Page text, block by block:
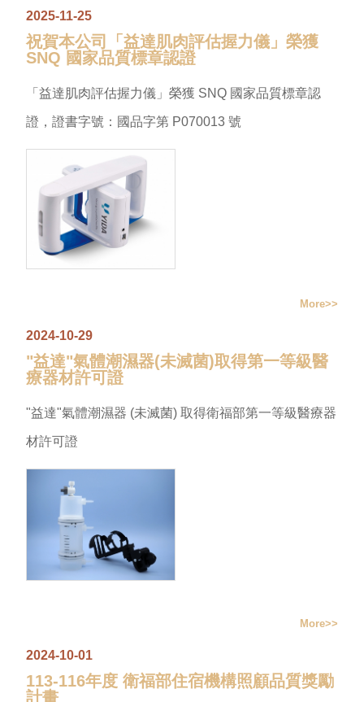
2025-11-25
祝賀本公司「益達肌肉評估握力儀」榮獲
SNQ 國家品質標章認證
「益達肌肉評估握力儀」榮獲 SNQ 國家品質標章認
證，證書字號：國品字第 P070013 號
More
2024-10-29
"益達"氣體潮濕器(未滅菌)取得第一等級醫
療器材許可證
"益達"氣體潮濕器 (未滅菌) 取得衛福部第一等級醫療器
材許可證
More
2024-10-01
113-116年度 衛福部住宿機構照顧品質獎勵
計畫